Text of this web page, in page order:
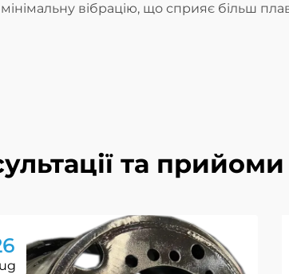
вібрацію, що сприяє більш
та прийоми